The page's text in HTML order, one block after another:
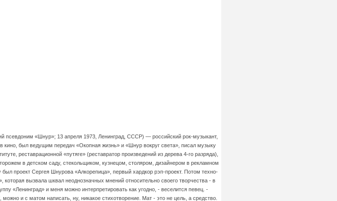
псевдоним «Шнур»; 13 апреля 1973, Ленинград, СССР) — российский рок-музыкант,
был ведущим передач «Окопная жизнь» и «Шнур вокруг света», писал музыку
реставрационной «путяге» (реставратор произведений из дерева 4-го разряда),
в детском саду, стекольщиком, кузнецом, столяром, дизайнером в рекламном
проект Сергея Шнурова «Алкорепица», первый хардкор рэп-проект. Потом техно-
которая вызвала шквал неоднозначных мнений относительно своего творчества - в
«Ленинград» и меня можно интерпретировать как угодно, - веселится певец. -
и с матом написать, ну, никакое стихотворение. Мат - это не цель, а средство.